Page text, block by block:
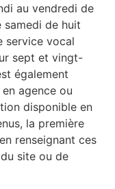
au vendredi de
samedi de huit
service vocal
sept et vingt-
également
agence ou
disponible en
la première
renseignant ces
site ou de